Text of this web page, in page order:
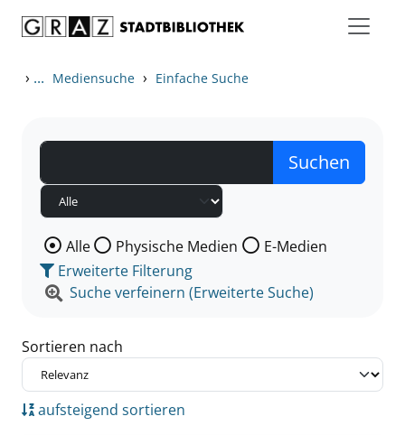
› ... Mediensuche › Einfache Suche
Wählen Sie die Medienart nach der Sie suchen wollen.
Alle Physische Medien
E-Medien
Erweiterte Filterung
Suche verfeinern (Erweiterte Suche)
Sortieren nach
aufsteigend sortieren